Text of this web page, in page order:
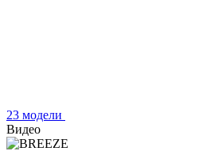
23 модели
Видео